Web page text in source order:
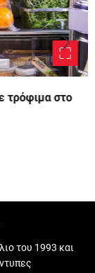
τρόφιμα στο
του 1993 και